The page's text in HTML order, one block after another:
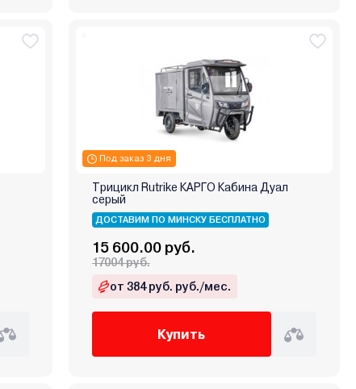
Под заказ 3 дня
Трицикл Rutrike КАРГО Кабина Дуал
серый
ДОСТАВИМ ПО МИНСКУ БЕСПЛАТНО
15 600.00 руб.
17004 руб.
от 384 руб. руб./мес.
Купить